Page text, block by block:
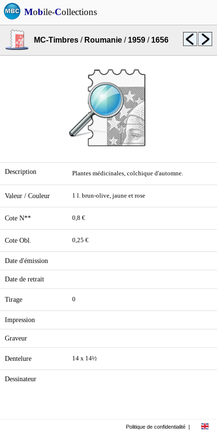
Mobile-Collections
MC-Timbres / Roumanie / 1959 / 1656
Description Plantes médicinales, colchique d'automne.
Valeur / Couleur 1 l. brun-olive, jaune et rose
Cote N** 0,8 €
Cote Obl. 0,25 €
Date d'émission
Date de retrait
Tirage 0
Impression
Graveur
Dentelure 14 x 14½
Dessinateur
Politique de confidentialité |